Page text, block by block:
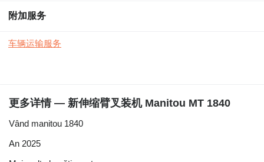
附加服务
车辆运输服务
更多详情 — 新伸缩臂叉装机 Manitou MT 1840
Vând manitou 1840
An 2025